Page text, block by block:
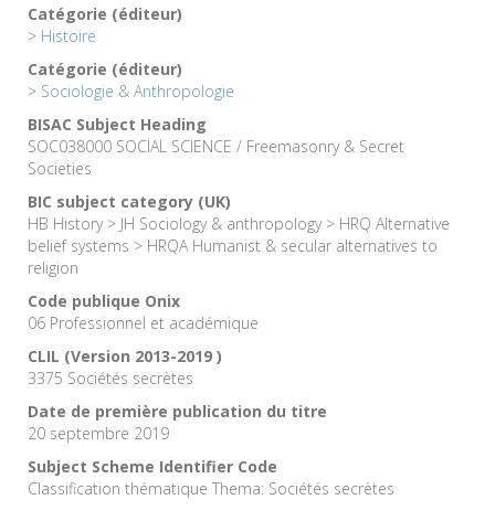
Catégorie (éditeur)
> Histoire
Catégorie (éditeur)
> Sociologie & Anthropologie
BISAC Subject Heading
SOC038000 SOCIAL SCIENCE / Freemasonry & Secret
Societies
BIC subject category (UK)
HB History > JH Sociology & anthropology > HRQ Alternative
belief systems > HRQA Humanist & secular alternatives to
religion
Code publique Onix
06 Professionnel et académique
CLIL (Version 2013-2019 )
3375 Sociétés secrètes
Date de première publication du titre
20 septembre 2019
Subject Scheme Identifier Code
Classification thématique Thema: Sociétés secrètes